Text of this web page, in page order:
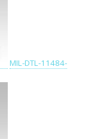
MIL-DTL-11484-